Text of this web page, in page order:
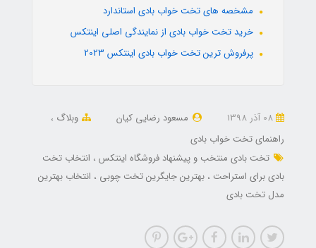
مشخصه های تخت خواب بادی استاندارد
خرید تخت خواب بادی از نمایندگی اصلی اینتکس
پرفروش ترین تخت خواب بادی اینتکس 2023
مسعود رضایی کیان
وبلاگ
راهنمای تخت خواب بادی
تخت بادی منتخب و پیشنهاد فروشگاه اینتکس
انتخاب تخت
بادی برای استراحت
بهترین جایگرین تخت چوبی
انتخاب بهترین
مدل تخت بادی